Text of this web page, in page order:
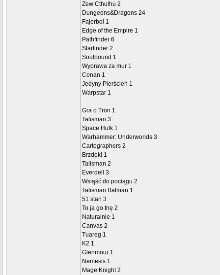
Zew Cthulhu 2
Dungeons&Dragons 24
Fajerbol 1
Edge of the Empire 1
Pathfinder 6
Starfinder 2
Soulbound 1
Wyprawa za mur 1
Conan 1
Jedyny Pierścień 1
Warpstar 1
Gra o Tron 1
Talisman 3
Space Hulk 1
Warhammer: Underworlds 3
Cartographers 2
Brzdęk! 1
Talisman 2
Everdell 3
Wsiąść do pociągu 2
Talisman Batman 1
51 stan 3
To ja go tnę 2
Naturalnie 1
Canvas 2
Tuareg 1
K2 1
Glenmour 1
Nemesis 1
Mage Knight 2